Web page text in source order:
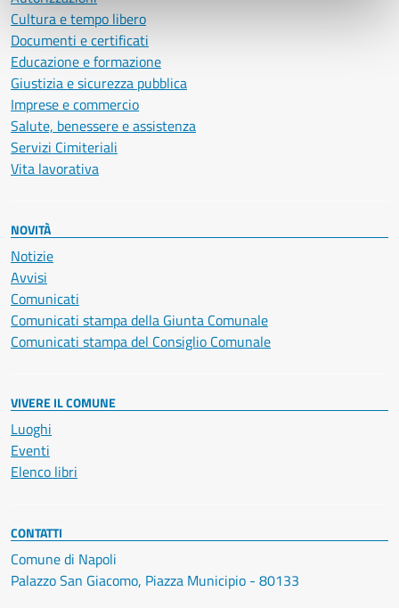
Cultura e tempo libero
Documenti e certificati
Educazione e formazione
Giustizia e sicurezza pubblica
Imprese e commercio
Salute, benessere e assistenza
Servizi Cimiteriali
Vita lavorativa
NOVITÀ
Notizie
Avvisi
Comunicati
Comunicati stampa della Giunta Comunale
Comunicati stampa del Consiglio Comunale
VIVERE IL COMUNE
Luoghi
Eventi
Elenco libri
CONTATTI
Comune di Napoli
Palazzo San Giacomo, Piazza Municipio - 80133